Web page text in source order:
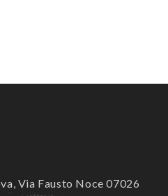
Via Fausto Noce 07026